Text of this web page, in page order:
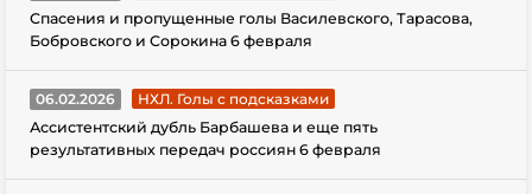
Спасения и пропущенные голы Василевского, Тарасова,
Бобровского и Сорокина 6 февраля
06.02.2026
НХЛ. Голы с подсказками
Ассистентский дубль Барбашева и еще пять
результативных передач россиян 6 февраля